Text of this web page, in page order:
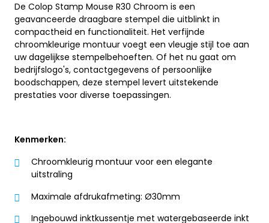
De Colop Stamp Mouse R30 Chroom is een
geavanceerde draagbare stempel die uitblinkt in
compactheid en functionaliteit. Het verfijnde
chroomkleurige montuur voegt een vleugje stijl toe aan
uw dagelijkse stempelbehoeften. Of het nu gaat om
bedrijfslogo's, contactgegevens of persoonlijke
boodschappen, deze stempel levert uitstekende
prestaties voor diverse toepassingen.
Kenmerken:
Chroomkleurig montuur voor een elegante
uitstraling
Maximale afdrukafmeting: Ø30mm
Ingebouwd inktkussentje met watergebaseerde inkt